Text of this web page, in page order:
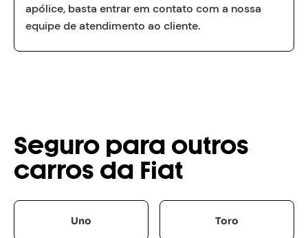
apólice, basta entrar em contato com a nossa
equipe de atendimento ao cliente.
Seguro para outros
carros da Fiat
Uno Toro